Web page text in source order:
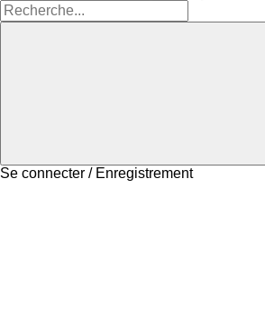
Se connecter / Enregistrement